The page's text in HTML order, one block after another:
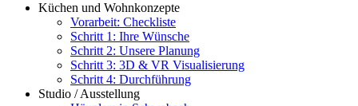
Küchen und Wohnkonzepte
Vorarbeit: Checkliste
Schritt 1: Ihre Wünsche
Schritt 2: Unsere Planung
Schritt 3: 3D & VR Visualisierung
Schritt 4: Durchführung
Studio / Ausstellung